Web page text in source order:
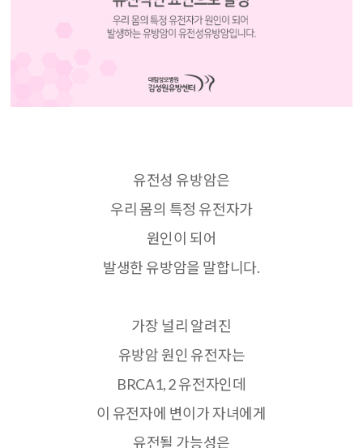
유전성 유방암은
우리 몸의 특정 유전자가
원인이 되어
발생한 유방암을 말합니다.
가장 널리 알려진
유방암 원인 유전자는
BRCA1, 2유전자인데
이 유전자에 변이가 자녀에게
유전될 가능성은